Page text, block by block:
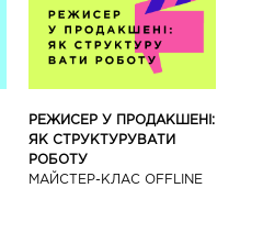
РЕЖИСЕР У ПРОДАКШЕНІ:
ЯК СТРУКТУРУВАТИ
РОБОТУ
МАЙСТЕР-КЛАС OFFLINE